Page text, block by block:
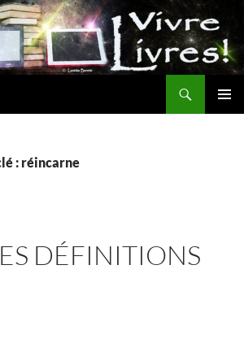
: réincarne
DÉFINITIONS